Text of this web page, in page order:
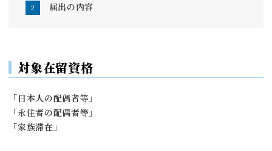
届出の内容
対象在留資格
「日本人の配偶者等」
「永住者の配偶者等」
「家族滞在」